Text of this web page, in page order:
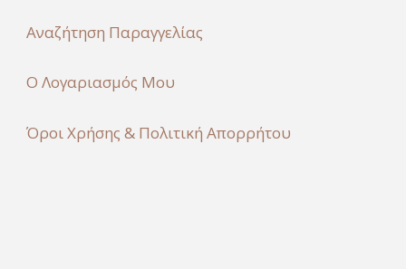
Αναζήτηση Παραγγελίας
Ο Λογαριασμός Μου
Όροι Χρήσης & Πολιτική Απορρήτου